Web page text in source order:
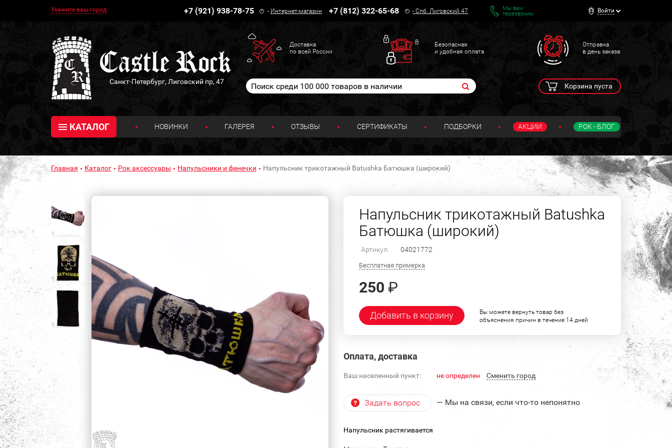
Укажите ваш город +7 (921) 938-78-75 - Интернет-магазин +7 (812) 322-65-68 -Спб. Лиговский 47
Мы вам
перезвоним
Войти
Санкт-Петербург, Лиговский пр, 47
Доставка
по всей России
Безопасная
и удобная оплата
Отправка
в день заказа
Корзина пуста
КАТАЛОГ НОВИНКИ ГАЛЕРЕЯ ОТЗЫВЫ СЕРТИФИКАТЫ ПОДБОРКИ АКЦИИ РОК - БЛОГ
Главная Каталог Рок аксессуары Напульсники и фенечки Напульсник трикотажный Batushka Батюшка (широкий)
Напульсник трикотажный Batushka
Батюшка (широкий)
Артикул: 04021772
Бесплатная примерка
250 ₽
Добавить в корзину
Вы можете вернуть товар без
объяснения причин в течение 14 дней
Оплата, доставка
Ваш населенный пункт: не определен Cменить город
Задать вопрос — Мы на связи, если что-то непонятно
Напульсник растягивается